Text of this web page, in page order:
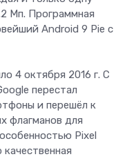
Мп. Программная
Android 9 Pie с
4 октября 2016 г. С
перестал
и перешёл к
флагманов для
Pixel